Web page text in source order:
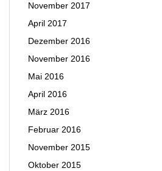
November 2017
April 2017
Dezember 2016
November 2016
Mai 2016
April 2016
März 2016
Februar 2016
November 2015
Oktober 2015